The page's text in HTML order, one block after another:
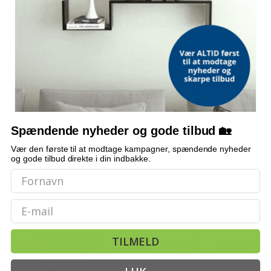
Sivhegn til haven 500 x
100 cm - naturligt hegn
(164)
Vejl. pris 329,- 229,-
På lager
TILBUD
Plisségardin 90 x 200
cm - hvid, klemme-
montering
Vejl. pris 364,- 359,-
Plisségardin 70
cm - hvid,
uden boring
Vejl. pris
ALTERNATIVE VARER
TILBUD
Spændende nyheder og gode tilbud 🏡
Vær den første til at modtage kampagner, spændende nyheder
og gode tilbud direkte i din indbakke.
Email
TILMELD